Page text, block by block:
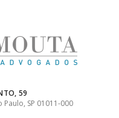
59
Paulo, SP 01011-000